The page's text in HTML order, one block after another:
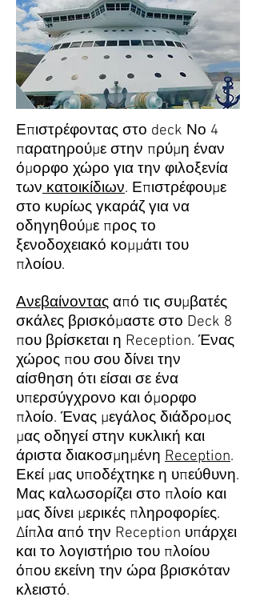
Επιστρέφοντας στο deck Νο 4
παρατηρούμε στην πρύμη έναν
όμορφο χώρο για την φιλοξενία
τωνκατοικίδιων. Επιστρέφουμε
στο κυρίως γκαράζ για να
οδηγηθούμε προς το
ξενοδοχειακό κομμάτι του
πλοίου.
Ανεβαίνοντας από τις συμβατές
σκάλες βρισκόμαστε στο Deck 8
που βρίσκεται η Reception. Ένας
χώρος που σου δίνει την
αίσθηση ότι είσαι σε ένα
υπερσύγχρονο και όμορφο
πλοίο. Ένας μεγάλος διάδρομος
μας οδηγεί στην κυκλική και
άριστα διακοσμημένη Reception.
Εκεί μας υποδέχτηκε η υπεύθυνη.
Μας καλωσορίζει στο πλοίο και
μας δίνει μερικές πληροφορίες.
Δίπλα από την Reception υπάρχει
και το λογιστήριο του πλοίου
όπου εκείνη την ώρα βρισκόταν
κλειστό.